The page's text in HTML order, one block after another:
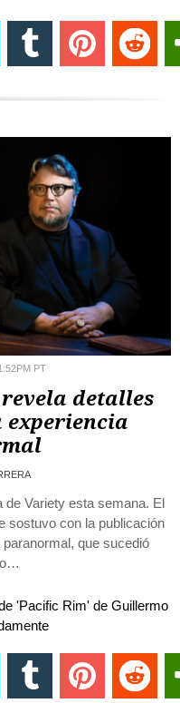
PT
detalles
experiencia
de Variety esta semana. El
sostuvo con la publicación
que sucedió
'Pacific Rim' de Guillermo